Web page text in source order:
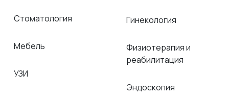
Стоматология
Мебель
УЗИ
Гинекология
Физиотерапия и
реабилитация
Эндоскопия